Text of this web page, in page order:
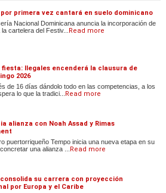
por primera vez cantará en suelo dominicano
Nacional Dominicana anuncia la incorporación de
cartelera del Festiv...
Read more
fiesta: Ilegales encenderá la clausura de
2026
de 16 días dándolo todo en las competencias, a los
lo que la tradici...
Read more
alianza con Noah Assad y Rimas
puertorriqueño Tempo inicia una nueva etapa en su
una alianza ...
Read more
consolida su carrera con proyección
por Europa y el Caribe